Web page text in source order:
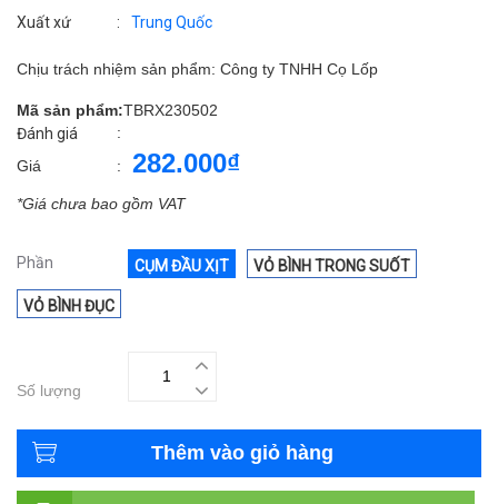
Xuất xứ : Trung Quốc
Chịu trách nhiệm sản phẩm: Công ty TNHH Cọ Lốp
Mã sản phẩm:TBRX230502
Đánh giá
:
Giá
: 282.000₫
*Giá chưa bao gồm VAT
Phần CỤM ĐẦU XỊT VỎ BÌNH TRONG SUỐT
VỎ BÌNH ĐỤC
Số lượng
Thêm vào giỏ hàng